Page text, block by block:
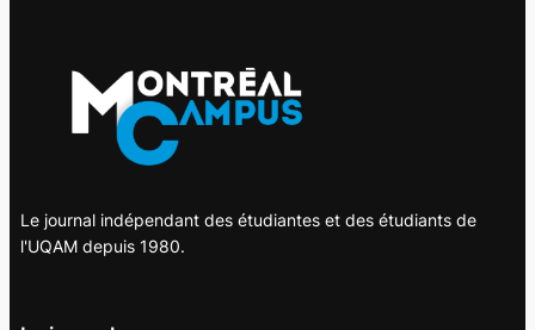
Le journal indépendant des étudiantes et des étudiants de
l'UQAM depuis 1980.